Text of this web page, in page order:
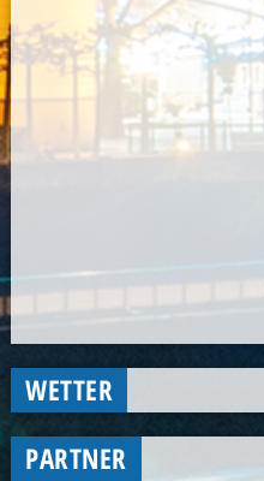
WETTER
PARTNER